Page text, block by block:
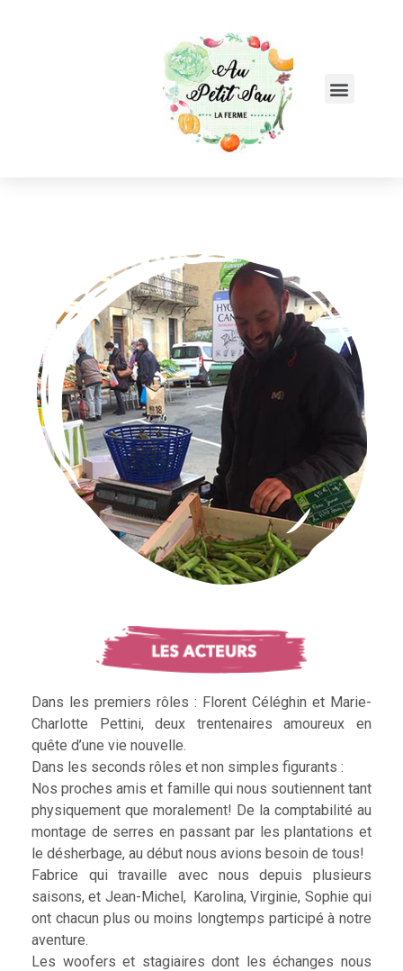
Dans les premiers rôles : Florent Céléghin et Marie-
Charlotte Pettini, deux trentenaires amoureux en
quête d’une vie nouvelle.
Dans les seconds rôles et non simples figurants :
Nos proches amis et famille qui nous soutiennent tant
physiquement que moralement! De la comptabilité au
montage de serres en passant par les plantations et
le désherbage, au début nous avions besoin de tous!
Fabrice qui travaille avec nous depuis plusieurs
saisons, et Jean-Michel, Karolina, Virginie, Sophie qui
ont chacun plus ou moins longtemps participé à notre
aventure.
Les woofers et stagiaires dont les échanges nous